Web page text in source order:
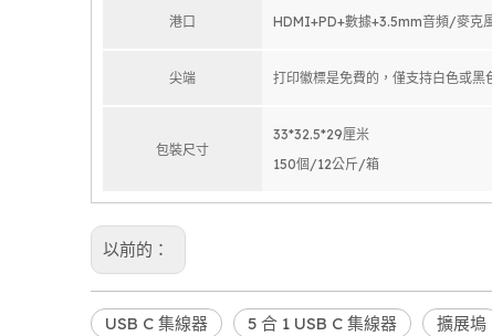
港口 HDMI+PD+數據+3.5mm音頻/麥克
尖端 打印徽標是免費的，僅支持白色或黑
包裝尺寸
33*32.5*29厘米
150個/12公斤/箱
以前的：
USB C 集線器 5 合 1 USB C 集線器 擴展塢